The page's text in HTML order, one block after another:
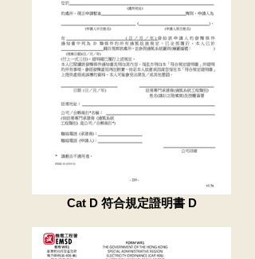
Cat D 符合規定證明書 D